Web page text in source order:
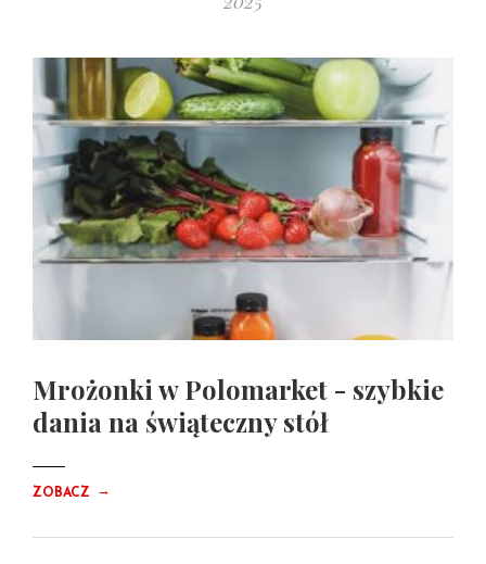
Mrożonki w Polomarket - szybkie
dania na świąteczny stół
ZOBACZ →